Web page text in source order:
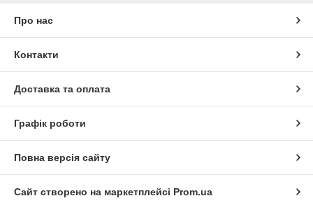
Про нас
Контакти
Доставка та оплата
Графік роботи
Повна версія сайту
Сайт створено на маркетплейсі Prom.ua